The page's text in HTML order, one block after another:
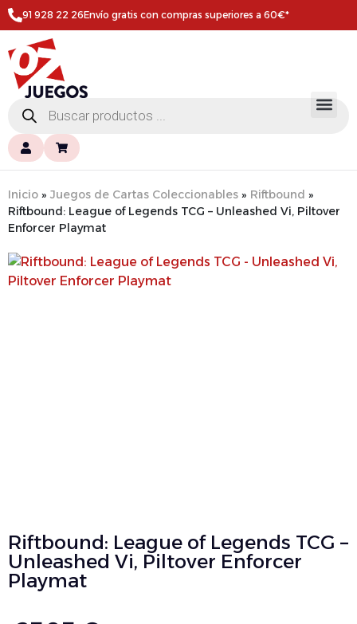
91 928 22 26Envío gratis con compras superiores a 60€*
Inicio » Juegos de Cartas Coleccionables » Riftbound »
Riftbound: League of Legends TCG – Unleashed Vi, Piltover
Enforcer Playmat
Riftbound: League of Legends TCG –
Unleashed Vi, Piltover Enforcer
Playmat